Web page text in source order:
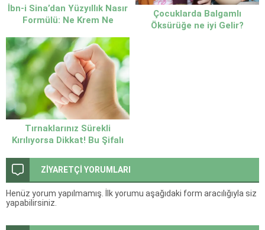
İbn-i Sina’dan Yüzyıllık Nasır
Formülü: Ne Krem Ne
Tereyağında mı?
Çocuklarda Balgamlı
Öksürüğe ne iyi Gelir?
Tırnaklarınız Sürekli
Kırılıyorsa Dikkat! Bu Şifalı
Güçlendirmeye Yardımcı
Oluyor
ZİYARETÇİ YORUMLARI
Henüz yorum yapılmamış. İlk yorumu aşağıdaki form aracılığıyla siz
yapabilirsiniz.